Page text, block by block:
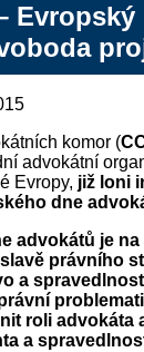
Evropský
komor (
advokátní
Evropy, již loni
dne
advokátů je
právního
a
roli advokáta
a